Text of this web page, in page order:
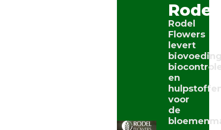
Rodel
Rodel
Flowers
levert
en
voor
de